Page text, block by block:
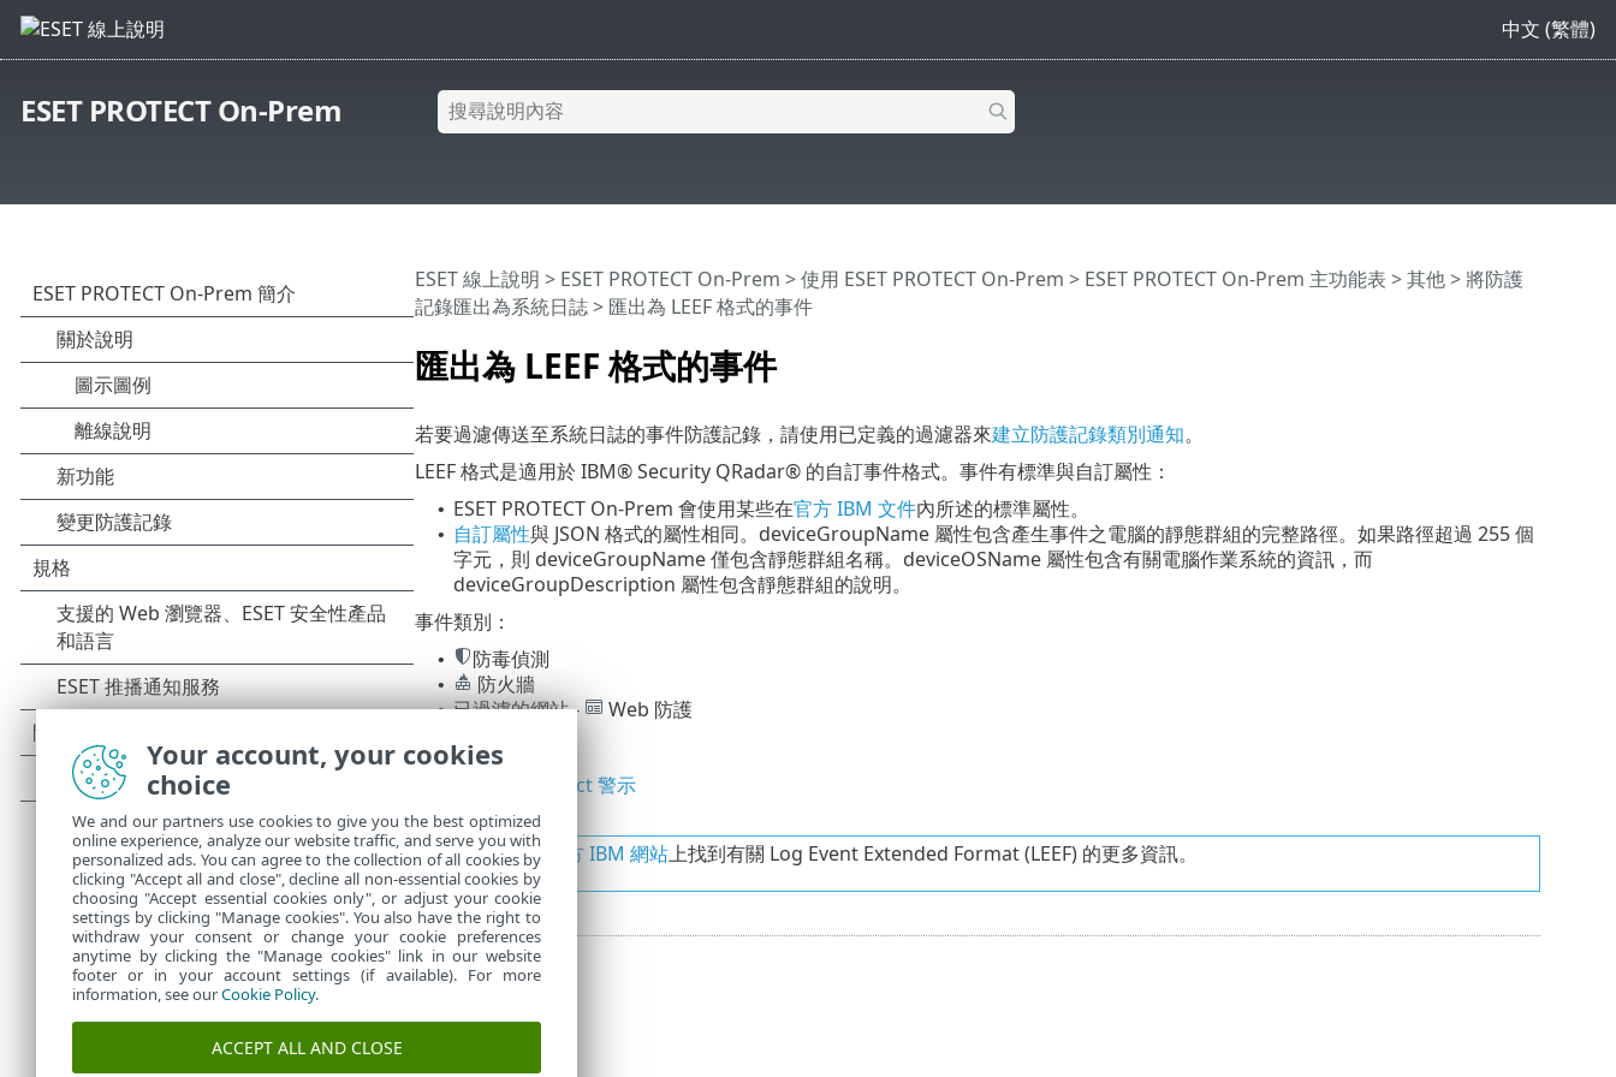
中文 (繁體)
ESET PROTECT On-Prem
匯出為 LEEF 格式的事件
ESET 線上說明 > ESET PROTECT On-Prem >使用 ESET PROTECT On-Prem > ESET PROTECT On-Prem 主功能表 >其他>將防護
記錄匯出為系統日誌> 匯出為 LEEF 格式的事件
若要過濾傳送至系統日誌的事件防護記錄，請使用已定義的過濾器來建立防護記錄類別通知。
LEEF 格式是適用於 IBM® Security QRadar® 的自訂事件格式。事件有標準與自訂屬性：
• ESET PROTECT On-Prem 會使用某些在官方 IBM 文件內所述的標準屬性。
• 自訂屬性與 JSON 格式的屬性相同。deviceGroupName 屬性包含產生事件之電腦的靜態群組的完整路徑。如果路徑超過 255 個
字元，則 deviceGroupName 僅包含靜態群組名稱。deviceOSName 屬性包含有關電腦作業系統的資訊，而
deviceGroupDescription 屬性包含靜態群組的說明。
事件類別：
• 防毒偵測
• 防火牆
• 已過濾的網站 - Web 防護
• 審查
ESET Inspect 警示
封鎖的檔案
您可以在
官方 IBM 網站上找到有關 Log Event Extended Format (LEEF) 的更多資訊。
Your account, your cookies
choice
We and our partners use cookies to give you the best optimized
online experience, analyze our website traffic, and serve you with
personalized ads. You can agree to the collection of all cookies by
clicking "Accept all and close", decline all non-essential cookies by
choosing "Accept essential cookies only", or adjust your cookie
settings by clicking "Manage cookies". You also have the right to
withdraw your consent or change your cookie preferences
anytime by clicking the "Manage cookies" link in our website
footer or in your account settings (if available). For more
information, see ourCookie Policy.
ACCEPT ALL AND CLOSE